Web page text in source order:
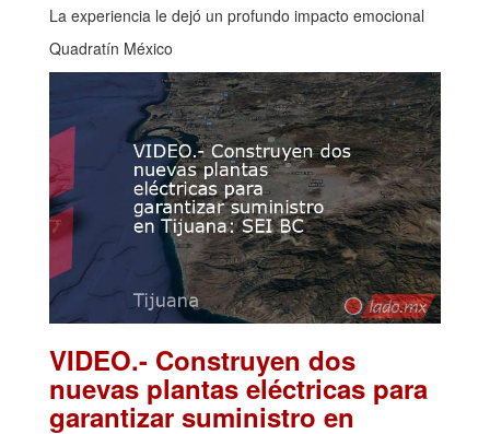
La experiencia le dejó un profundo impacto emocional
Quadratín México
VIDEO.- Construyen dos
nuevas plantas eléctricas para
garantizar suministro en